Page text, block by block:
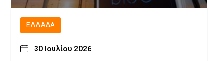
ΕΛΛΆΔΑ
30 Ιουλίου 2026